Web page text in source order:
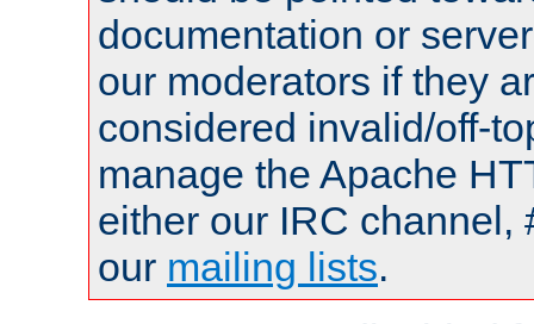
documentation or
our moderators if they
considered invalid/off-
manage the Apache
either our IRC channel,
our mailing lists.